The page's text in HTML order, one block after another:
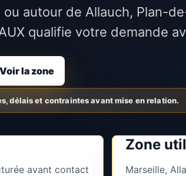
autour de Allauch, Plan-
qualifie votre demande
Voir la zone
avant contact
Zone
Marseille,